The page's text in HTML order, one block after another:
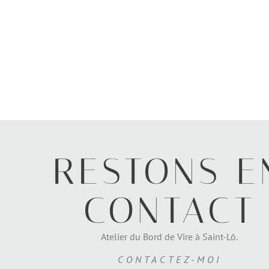
RESTONS
CONTACT
Atelier du Bord de Vire à Saint-Lô.
CONTACTEZ-MOI